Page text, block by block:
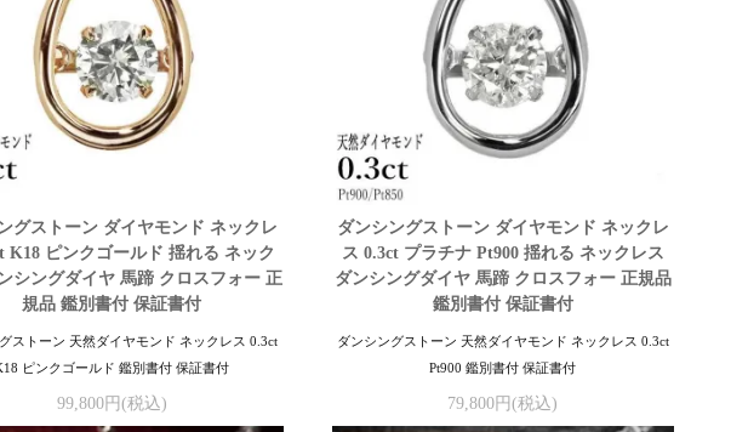
グストーン ダイヤモンド ネックレ
K18 ピンクゴールド 揺れる ネック
シングダイヤ 馬蹄 クロスフォー 正
規品 鑑別書付 保証書付
ストーン 天然ダイヤモンド ネックレス 0.3ct
ピンクゴールド 鑑別書付 保証書付
99,800円(税込)
ダンシングストーン ダイヤモンド ネックレ
ス 0.3ct プラチナ Pt900 揺れる ネックレス
ダンシングダイヤ 馬蹄 クロスフォー 正規品
鑑別書付 保証書付
ダンシングストーン 天然ダイヤモンド ネックレス 0.3ct
Pt900 鑑別書付 保証書付
79,800円(税込)